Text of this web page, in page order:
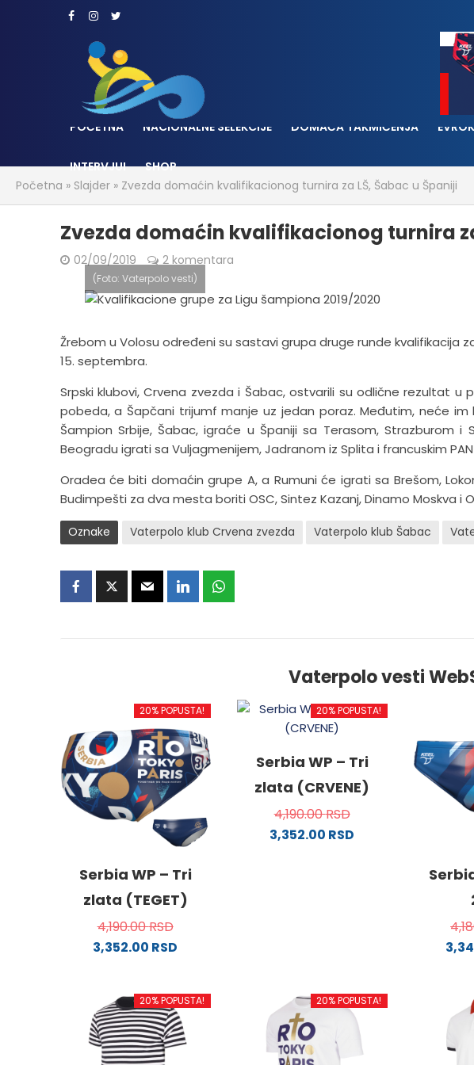
POČETNA NACIONALNE SELEKCIJE DOMAĆA TAKMIČENJA
INTERVJUI
SHOP
Početna » Slajder » Zvezda domaćin kvalifikacionog turnira za LŠ, Šabac u Španiji
Zvezda domaćin kvalifikacionog turnira
02/09/2019 2 komentara
(Foto: Vaterpolo vesti)
Žrebom u Volosu određeni su sastavi grupa druge runde kvalifikacija
15. septembra.
Srpski klubovi, Crvena zvezda i Šabac, ostvarili su odlične rezultat
pobeda, a Šapčani trijumf manje uz jedan poraz. Međutim, neće
Šampion Srbije, Šabac, igraće u Španiji sa Terasom, Strazburom
Beogradu igrati sa Vuljagmenijem, Jadranom iz Splita i francuskim
Oradea će biti domaćin grupe A, a Rumuni će igrati sa Brešom,
Budimpešti za dva mesta boriti OSC, Sintez Kazanj, Dinamo Moskva i
Oznake Vaterpolo klub Crvena zvezda Vaterpolo klub Šabac
Vaterpolo vesti
20% POPUSTA!
Serbia WP – Tri
zlata (TEGET)
4,190.00RSD
3,352.00 RSD
ima
više
varijanti.
Opcije
20% POPUSTA!
Serbia WP – Tri
zlata (CRVENE)
4,190.00RSD
3,352.00 RSD
izabrane
na
stranici
20% POPUSTA! 20% POPUSTA!